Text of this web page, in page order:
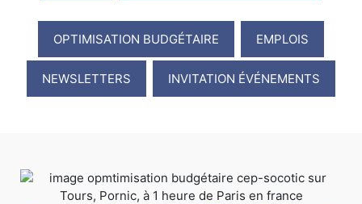
OPTIMISATION BUDGÉTAIRE EMPLOIS
NEWSLETTERS INVITATION ÉVÉNEMENTS